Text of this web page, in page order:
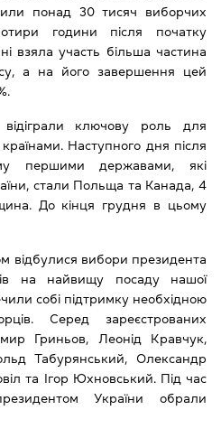
понад 30 тисяч виборчих
години після початку
взяла участь більша частина
а на його завершення цей
відіграли ключову роль для
Наступного дня після
першими державами, які
стали Польща та Канада, 4
До кінця грудня в цьому
відбулися вибори президента
на найвищу посаду нашої
собі підтримку необхідною
Серед зареєстрованих
Гриньов, Леонід Кравчук,
Табурянський, Олександр
та Ігор Юхновський. Під час
України обрали